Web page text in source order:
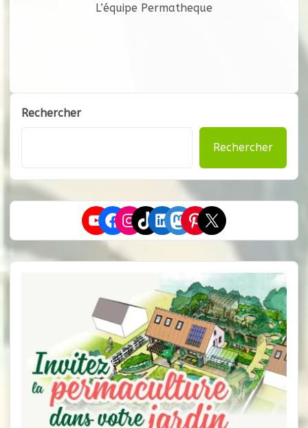
L’équipe Permatheque
Rechercher
Rechercher
YouTube
Facebook
Instagram
TikTok
LinkedIn
Mastodon
Pinterest
X